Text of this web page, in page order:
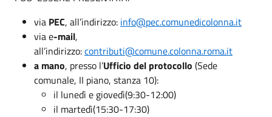
via PEC, all’indirizzo: info@pec.comunedicolonna.it
via e-mail,
all’indirizzo:contributi@comune.colonna.roma.it
a mano, presso l’Ufficio del protocollo (Sede
comunale, II piano, stanza 10):
il lunedì e giovedì(9:30-12:00)
il martedì(15:30-17:30)